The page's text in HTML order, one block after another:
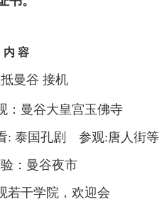
内 容
曼谷 接机
：曼谷大皇宫玉佛寺
: 泰国孔剧 参观:唐人街等
：曼谷夜市
若干学院，欢迎会